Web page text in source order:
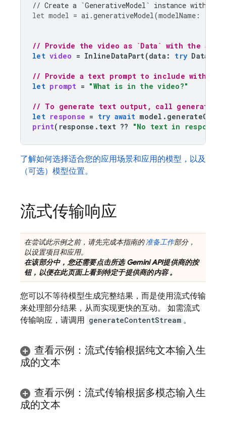
// Create a `GenerativeModel` instance with a
let model = ai .generativeModel(modelName :
// Provide the video as `Data` with the
let video = InlineDataPart(data : try Data
// Provide a text prompt to include with the
let prompt = "What is in the video?"
// To generate text output, call
let response = try await model .
print( response . text ?? "No text in
了解如何选择适合您的应用场景和应用的模型，以及
（可选）模型位置。
流式传输响应
在尝试此示例之前，请先完成本指南的准备工作部分，
以设置项目和应用。
在该部分中，您还需要点击所选Gemini API提供商的按
钮，以便在此页面上看到特定于提供商的内容 。
您可以不等待模型生成完整结果，而是使用流式传输
来处理部分结果，从而实现更快的互动。 如需流式
传输响应，请调用 generateContentStream 。
查看示例：流式传输根据纯文本输入生
成的文本
查看示例：流式传输根据多模态输入生
成的文本